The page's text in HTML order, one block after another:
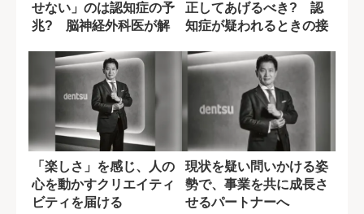
せない」のは認知症の予
兆? 脳神経外科医が解
正してあげるべき? 認
知症が疑われるときの接
「楽しさ」を感じ、人の
心を動かすクリエイティ
ビティを届ける
現状を疑い問いかける姿
勢で、事業を共に成長さ
せるパートナーへ